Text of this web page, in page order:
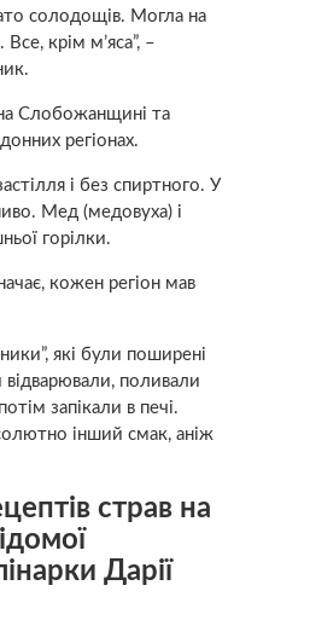
солодощів. Могла на
крім м’яса”, –
Слобожанщині та
регіонах.
і без спиртного. У
Мед (медовуха) і
горілки.
кожен регіон мав
які були поширені
поливали
запікали в печі.
інший смак, аніж
страв на
Дарії